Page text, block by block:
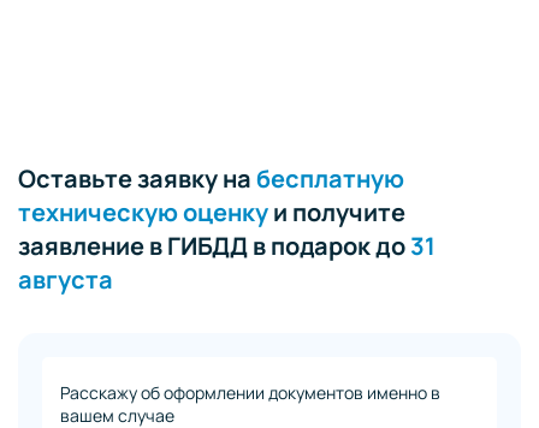
Оставьте заявку набесплатную
техническую оценкуи получите
заявление в ГИБДД в подарок до31
августа
Расскажу об оформлении документов именно в
вашем случае